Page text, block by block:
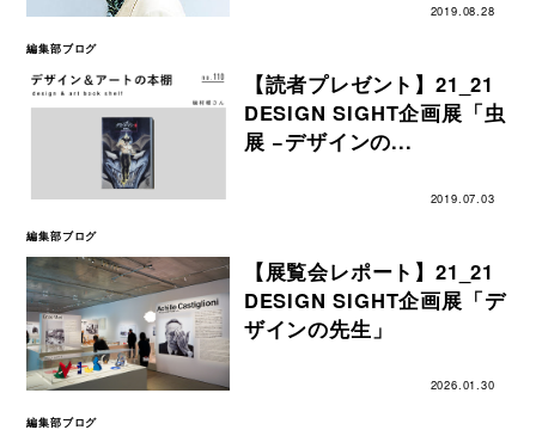
編集部ブログ
【読者プレゼント】21_21
DESIGN SIGHT企画展「虫
展 −デザインの...
2019.07.03
編集部ブログ
【展覧会レポート】21_21
DESIGN SIGHT企画展「デ
ザインの先生」
2026.01.30
編集部ブログ
2019.08.28